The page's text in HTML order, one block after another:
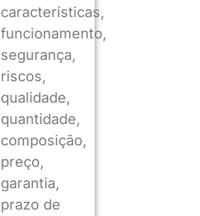
características,
funcionamento,
segurança,
riscos,
qualidade,
quantidade,
composição,
preço,
garantia,
prazo de